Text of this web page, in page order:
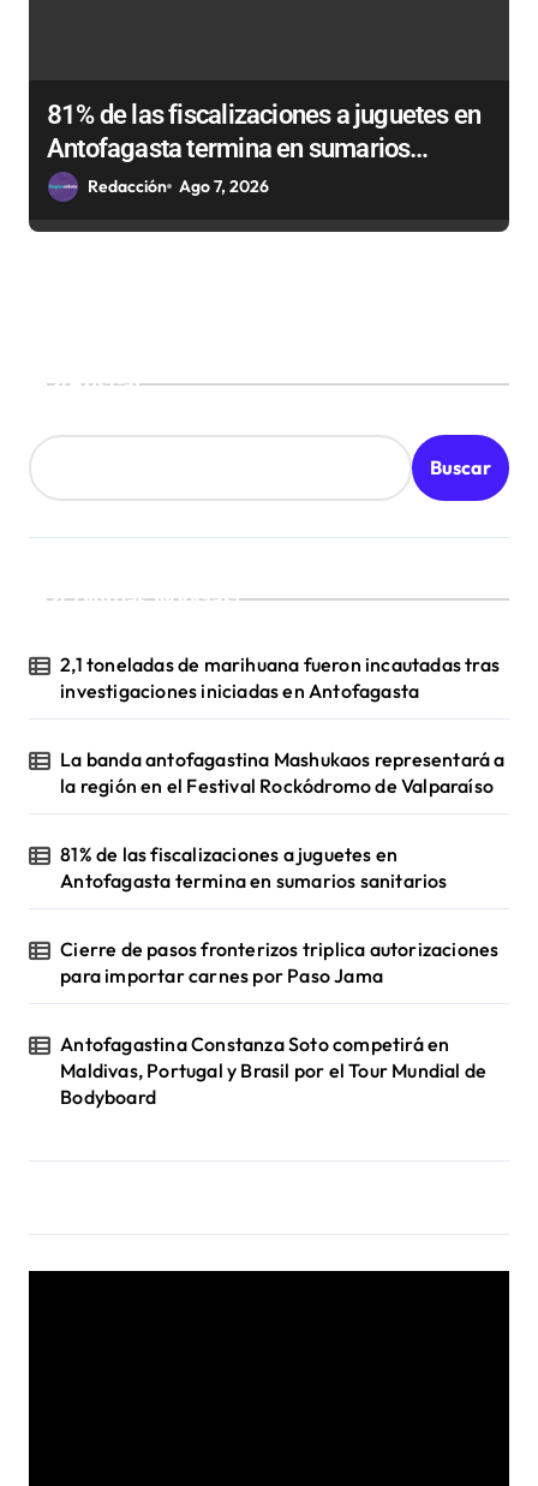
81% de las fiscalizaciones a juguetes en
Antofagasta termina en sumarios
sanitarios
Redacción Ago 7, 2026
Buscar
Buscar
¡Ultimas Noticias!
2,1 toneladas de marihuana fueron incautadas tras
investigaciones iniciadas en Antofagasta
La banda antofagastina Mashukaos representará a
la región en el Festival Rockódromo de Valparaíso
81% de las fiscalizaciones a juguetes en
Antofagasta termina en sumarios sanitarios
Cierre de pasos fronterizos triplica autorizaciones
para importar carnes por Paso Jama
Antofagastina Constanza Soto competirá en
Maldivas, Portugal y Brasil por el Tour Mundial de
Bodyboard